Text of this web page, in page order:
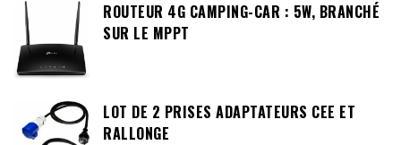
ROUTEUR 4G CAMPING-CAR : 5W, BRANCHÉ
SUR LE MPPT
LOT DE 2 PRISES ADAPTATEURS CEE ET
RALLONGE